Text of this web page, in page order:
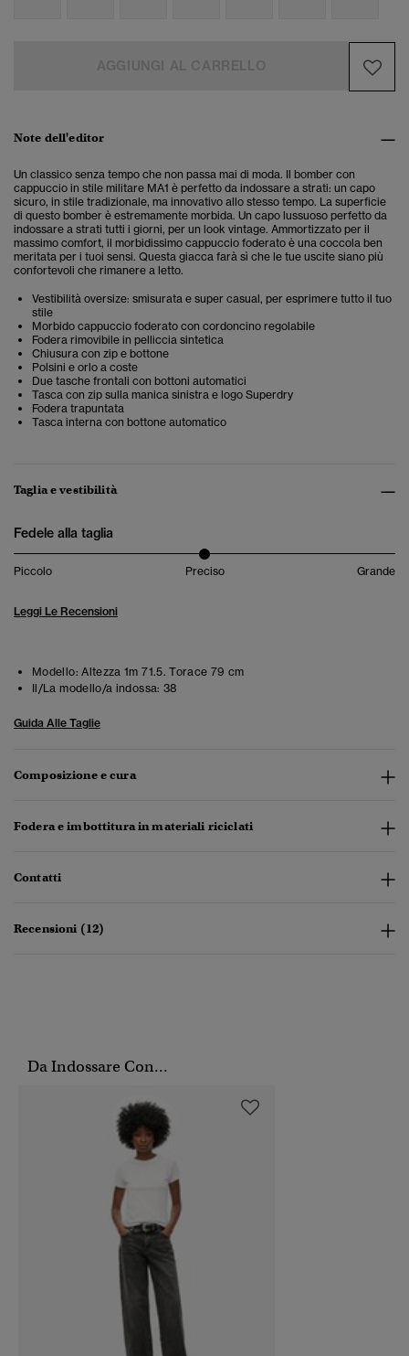
Note dell'editor
Un classico senza tempo che non passa mai di moda. Il bomber con
cappuccio in stile militare MA1 è perfetto da indossare a strati: un capo
sicuro, in stile tradizionale, ma innovativo allo stesso tempo. La superficie
di questo bomber è estremamente morbida. Un capo lussuoso perfetto da
indossare a strati tutti i giorni, per un look vintage. Ammortizzato per il
massimo comfort, il morbidissimo cappuccio foderato è una coccola ben
meritata per i tuoi sensi. Questa giacca farà sì che le tue uscite siano più
confortevoli che rimanere a letto.
Vestibilità oversize: smisurata e super casual, per esprimere tutto il tuo
stile
Morbido cappuccio foderato con cordoncino regolabile
Fodera rimovibile in pelliccia sintetica
Chiusura con zip e bottone
Polsini e orlo a coste
Due tasche frontali con bottoni automatici
Tasca con zip sulla manica sinistra e logo Superdry
Fodera trapuntata
Tasca interna con bottone automatico
Taglia e vestibilità
Fedele alla taglia
Piccolo Preciso Grande
Leggi Le Recensioni
Modello: Altezza 1m 71.5. Torace 79 cm
Il/La modello/a indossa: 38
Guida Alle Taglie
Composizione e cura
Fodera e imbottitura in materiali riciclati
Contatti
Recensioni (12)
Da Indossare Con...